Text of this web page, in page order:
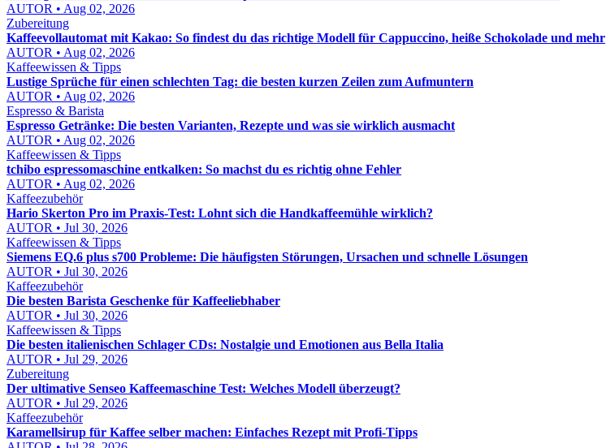
AUTOR • Aug 02, 2026
Zubereitung
Kaffeevollautomat mit Kakao: So findest du das richtige Modell für Cappuccino, heiße Schokolade und mehr
AUTOR • Aug 02, 2026
Kaffeewissen & Tipps
Lustige Sprüche für einen schlechten Tag: die besten kurzen Zeilen zum Aufmuntern
AUTOR • Aug 02, 2026
Espresso & Barista
Espresso Getränke: Die besten Varianten, Rezepte und was sie wirklich ausmacht
AUTOR • Aug 02, 2026
Kaffeewissen & Tipps
tchibo espressomaschine entkalken: So machst du es richtig ohne Fehler
AUTOR • Aug 02, 2026
Kaffeezubehör
Hario Skerton Pro im Praxis-Test: Lohnt sich die Handkaffeemühle wirklich?
AUTOR • Jul 30, 2026
Kaffeewissen & Tipps
Siemens EQ.6 plus s700 Probleme: Die häufigsten Störungen, Ursachen und schnelle Lösungen
AUTOR • Jul 30, 2026
Kaffeezubehör
Die besten Barista Geschenke für Kaffeeliebhaber
AUTOR • Jul 30, 2026
Kaffeewissen & Tipps
Die besten italienischen Schlager CDs: Nostalgie und Emotionen aus Bella Italia
AUTOR • Jul 29, 2026
Zubereitung
Der ultimative Senseo Kaffeemaschine Test: Welches Modell überzeugt?
AUTOR • Jul 29, 2026
Kaffeezubehör
Karamellsirup für Kaffee selber machen: Einfaches Rezept mit Profi-Tipps